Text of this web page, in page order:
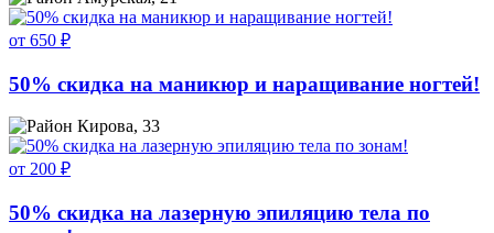
от 650 ₽
50% скидка на маникюр и наращивание ногтей!
Кирова, 33
от 200 ₽
50% скидка на лазерную эпиляцию тела по